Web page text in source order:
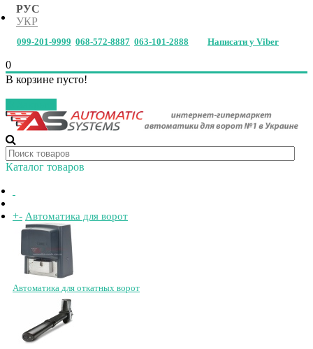
РУС
УКР
099-201-9999 068-572-8887 063-101-2888 Написати у Viber
0
В корзине пусто!
Каталог товаров
+- Автоматика для ворот
Автоматика для откатных ворот